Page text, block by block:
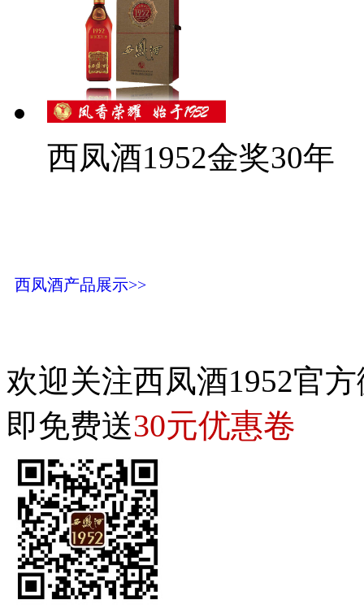
西凤酒1952金奖30年
西凤酒产品展示>>
欢迎关注西凤酒1952官
即免费送30元优惠卷